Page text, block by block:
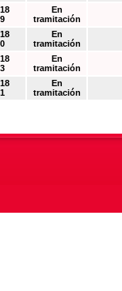
En
tramitación
En
tramitación
En
tramitación
En
tramitación